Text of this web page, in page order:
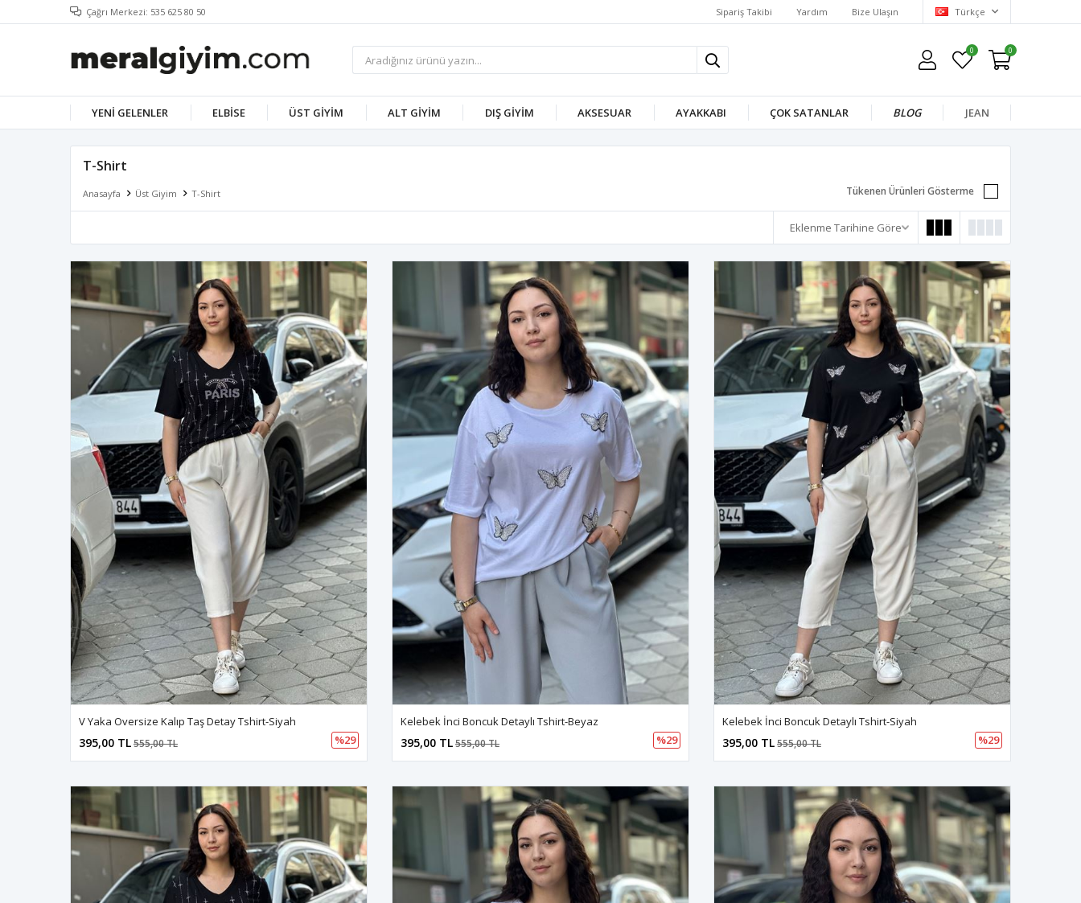
Çağrı Merkezi: 535 625 80 50 Sipariş Takibi Yardım Bize Ulaşın Türkçe
0 0
YENI GELENLER ELBISE ÜST GIYIM ALT GIYIM DIŞ GIYIM AKSESUAR AYAKKABI ÇOK SATANLAR BLOG JEAN
T-Shirt
Anasayfa Üst Giyim T-Shirt Tükenen Ürünleri Gösterme
V Yaka Oversize Kalıp Taş Detay Tshirt-Siyah
395,00 TL555,00 TL %29
Kelebek İnci Boncuk Detaylı Tshirt-Beyaz
395,00 TL555,00 TL %29
Kelebek İnci Boncuk Detaylı Tshirt-Siyah
395,00 TL555,00 TL %29